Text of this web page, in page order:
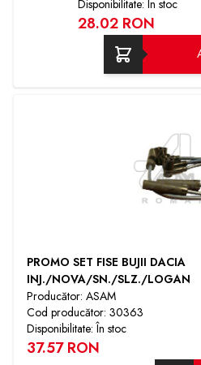
Disponibilitate: În stoc
28.02 RON
PROMO SET FISE BUJII DACIA
INJ./NOVA/SN./SLZ./LOGAN
Producător: ASAM
Cod producător: 30363
Disponibilitate: În stoc
37.57 RON